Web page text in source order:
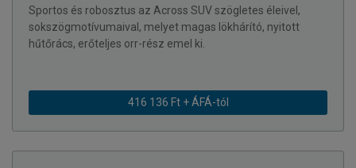
Sportos és robosztus az Across SUV szögletes éleivel,
sokszögmotívumaival, melyet magas lökhárító, nyitott
hűtőrács, erőteljes orr-rész emel ki.
416 136 Ft + ÁFÁ-tól